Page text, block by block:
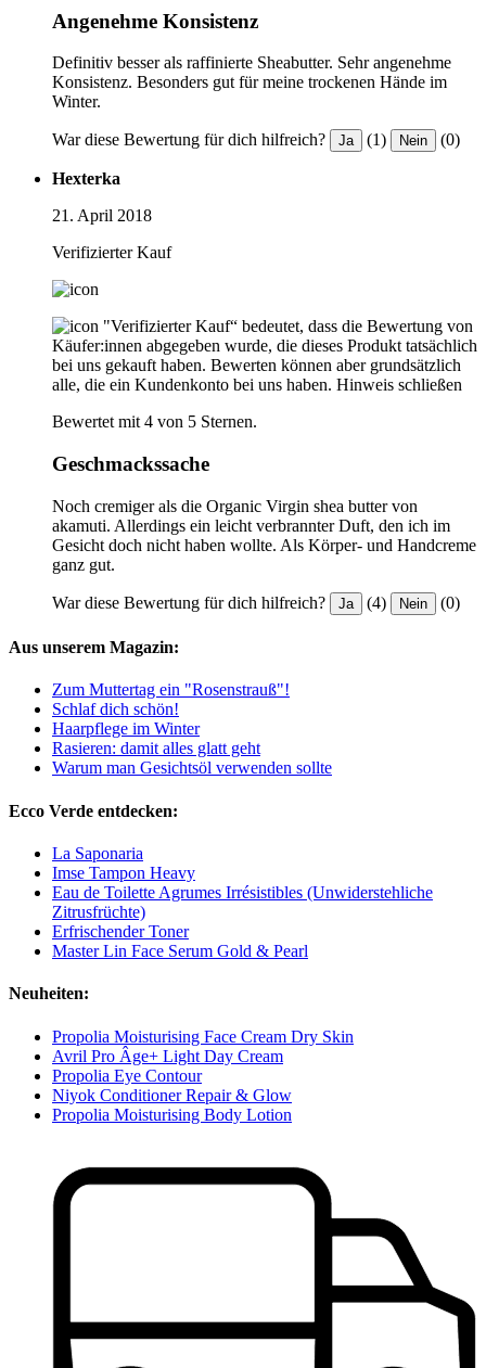
Angenehme Konsistenz
Definitiv besser als raffinierte Sheabutter. Sehr angenehme
Konsistenz. Besonders gut für meine trockenen Hände im
Winter.
War diese Bewertung für dich hilfreich? Ja (1) Nein (0)
Hexterka
21. April 2018
Verifizierter Kauf
"Verifizierter Kauf“ bedeutet, dass die Bewertung von
Käufer:innen abgegeben wurde, die dieses Produkt tatsächlich
bei uns gekauft haben. Bewerten können aber grundsätzlich
alle, die ein Kundenkonto bei uns haben. Hinweis schließen
Bewertet mit 4 von 5 Sternen.
Geschmackssache
Noch cremiger als die Organic Virgin shea butter von
akamuti. Allerdings ein leicht verbrannter Duft, den ich im
Gesicht doch nicht haben wollte. Als Körper- und Handcreme
ganz gut.
War diese Bewertung für dich hilfreich? Ja (4) Nein (0)
Aus unserem Magazin:
Zum Muttertag ein "Rosenstrauß"!
Schlaf dich schön!
Haarpflege im Winter
Rasieren: damit alles glatt geht
Warum man Gesichtsöl verwenden sollte
Ecco Verde entdecken:
La Saponaria
Imse Tampon Heavy
Eau de Toilette Agrumes Irrésistibles (Unwiderstehliche
Zitrusfrüchte)
Erfrischender Toner
Master Lin Face Serum Gold & Pearl
Neuheiten:
Propolia Moisturising Face Cream Dry Skin
Avril Pro Âge+ Light Day Cream
Propolia Eye Contour
Niyok Conditioner Repair & Glow
Propolia Moisturising Body Lotion